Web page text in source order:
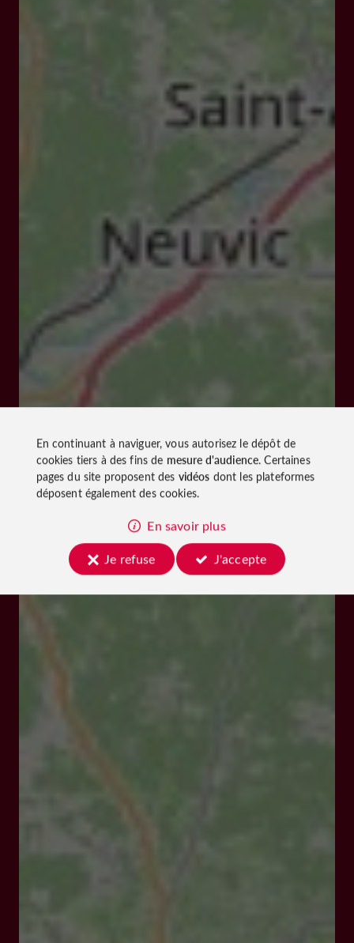
En continuant à naviguer, vous autorisez le dépôt de
cookies tiers à des fins de mesure d'audience. Certaines
pages du site proposent des vidéos dont les plateformes
déposent également des cookies.
En savoir plus
Je refuse
J'accepte